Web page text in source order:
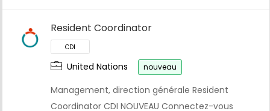
Resident Coordinator
United Nations nouveau
Management, direction générale Resident
Coordinator CDI NOUVEAU Connectez-vous